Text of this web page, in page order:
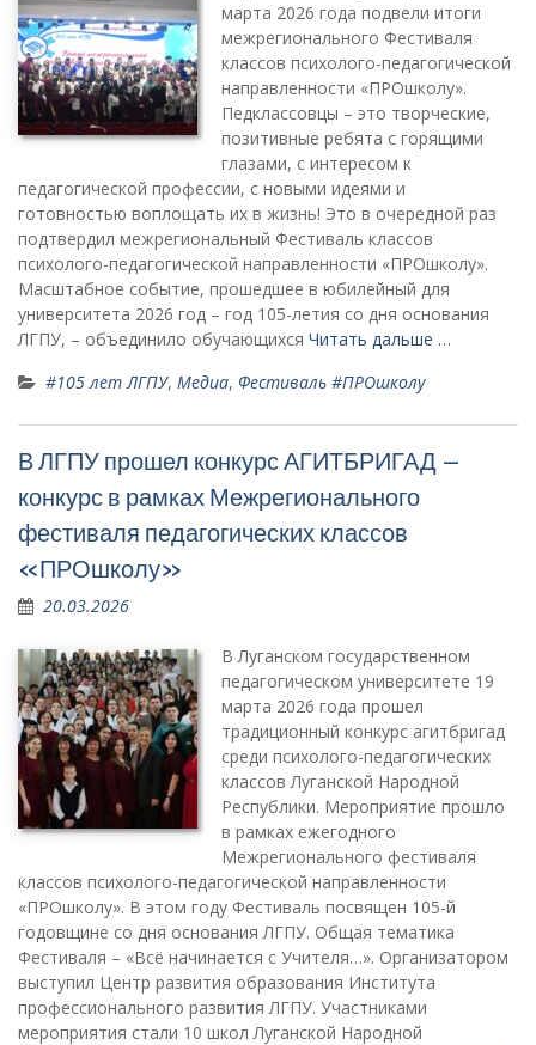
марта 2026 года подвели итоги
межрегионального Фестиваля
классов психолого-педагогической
направленности «ПРОшколу».
Педклассовцы – это творческие,
позитивные ребята с горящими
глазами, с интересом к
педагогической профессии, с новыми идеями и
готовностью воплощать их в жизнь! Это в очередной раз
подтвердил межрегиональный Фестиваль классов
психолого-педагогической направленности «ПРОшколу».
Масштабное событие, прошедшее в юбилейный для
университета 2026 год – год 105-летия со дня основания
ЛГПУ, – объединило обучающихся Читать дальше …
#105 лет ЛГПУ, Медиа, Фестиваль #ПРОшколу
В ЛГПУ прошел конкурс АГИТБРИГАД –
конкурс в рамках Межрегионального
фестиваля педагогических классов
«ПРОшколу»
20.03.2026
В Луганском государственном
педагогическом университете 19
марта 2026 года прошел
традиционный конкурс агитбригад
среди психолого-педагогических
классов Луганской Народной
Республики. Мероприятие прошло
в рамках ежегодного
Межрегионального фестиваля
классов психолого-педагогической направленности
«ПРОшколу». В этом году Фестиваль посвящен 105-й
годовщине со дня основания ЛГПУ. Общая тематика
Фестиваля – «Всё начинается с Учителя…». Организатором
выступил Центр развития образования Института
профессионального развития ЛГПУ. Участниками
мероприятия стали 10 школ Луганской Народной